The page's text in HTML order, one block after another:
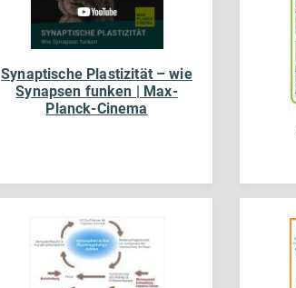
Synaptische Plastizität – wie
Synapsen funken | Max-
Planck-Cinema